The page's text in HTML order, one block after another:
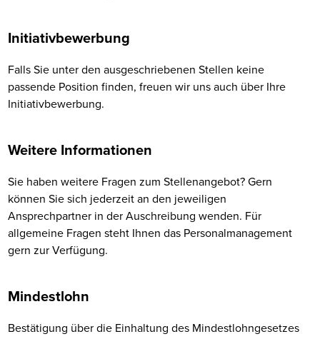
Initiativbewerbung
Falls Sie unter den ausgeschriebenen Stellen keine
passende Position finden, freuen wir uns auch über Ihre
Initiativbewerbung.
Weitere Informationen
Sie haben weitere Fragen zum Stellenangebot? Gern
können Sie sich jederzeit an den jeweiligen
Ansprechpartner in der Auschreibung wenden. Für
allgemeine Fragen steht Ihnen das Personalmanagement
gern zur Verfügung.
Mindestlohn
Bestätigung über die Einhaltung des Mindestlohngesetzes